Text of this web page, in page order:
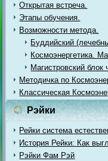
Открытая встреча.
Этапы обучения.
Возможности метода.
Буддийский
Космоэнергетика.
Магистровский блок
Методичка по
Классическая
Рэйки
Рейки система
История Рейки: Как
Рэйки Фам Рэй